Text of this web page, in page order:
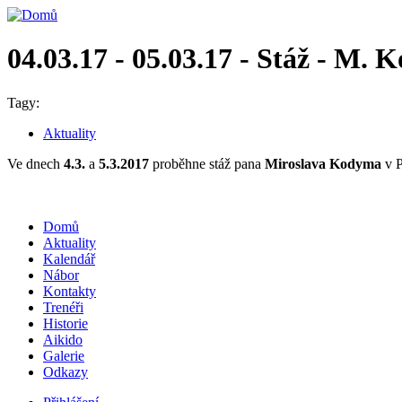
04.03.17 - 05.03.17 - Stáž - M.
Tagy:
Aktuality
Ve dnech 4.3. a 5.3.2017 proběhne stáž pana Miroslava Kodyma v
Domů
Aktuality
Kalendář
Nábor
Kontakty
Trenéři
Historie
Aikido
Galerie
Odkazy